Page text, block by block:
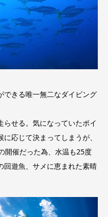
できる唯一無二なダイビング
せる。気になっていたポイ
応じて決まってしまうが、
開催だった為、水温も25度
回遊魚、サメに恵まれた素晴